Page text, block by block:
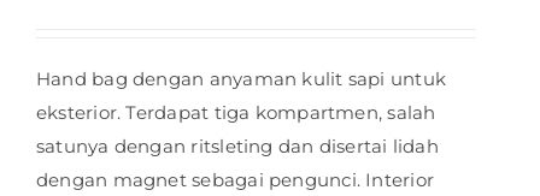
Hand bag dengan anyaman kulit sapi untuk
eksterior. Terdapat tiga kompartmen, salah
satunya dengan ritsleting dan disertai lidah
dengan magnet sebagai pengunci. Interior